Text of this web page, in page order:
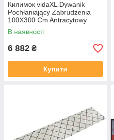
Килимок vidaXL Dywanik
Pochłaniający Zabrudzenia
100X300 Cm Antracytowy
13452-327169
В наявності
6 882 ₴
Купити